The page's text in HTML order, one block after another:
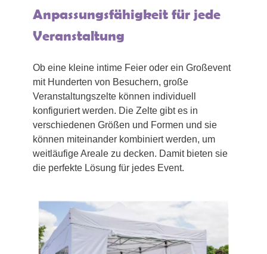
Anpassungsfähigkeit für jede
Veranstaltung
Ob eine kleine intime Feier oder ein Großevent
mit Hunderten von Besuchern, große
Veranstaltungszelte können individuell
konfiguriert werden. Die Zelte gibt es in
verschiedenen Größen und Formen und sie
können miteinander kombiniert werden, um
weitläufige Areale zu decken. Damit bieten sie
die perfekte Lösung für jedes Event.